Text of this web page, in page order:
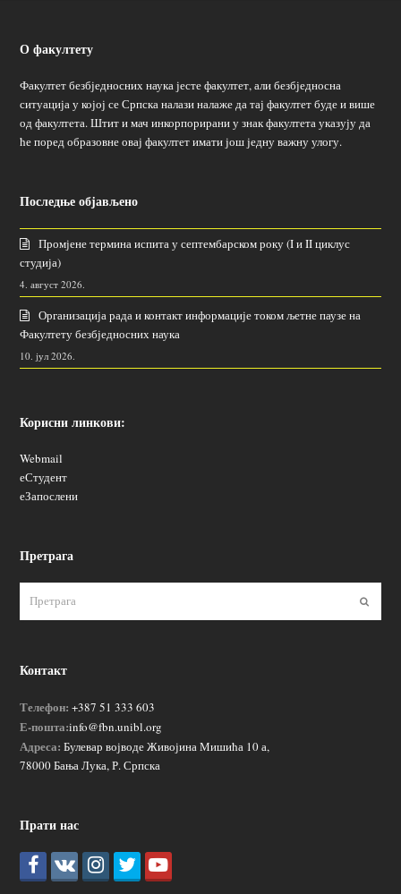
О факултету
Факултет безбједносних наука јесте факултет, али безбједносна
ситуација у којој се Српска налази налаже да тај факултет буде и више
од факултета. Штит и мач инкорпорирани у знак факултета указују да
ће поред образовне овај факултет имати још једну важну улогу.
Последње објављено
Промјене термина испита у септембарском року (I и II циклус
студија)
4. август 2026.
Организација рада и контакт информације током љетне паузе на
Факултету безбједносних наука
10. јул 2026.
Корисни линкови:
Webmail
еСтудент
еЗапослени
Претрага
Контакт
Телефон: +387 51 333 603
Е-пошта:info@fbn.unibl.org
Адреса: Булевар војводе Живојина Мишића 10 а,
78000 Бања Лука, Р. Српска
Прати нас